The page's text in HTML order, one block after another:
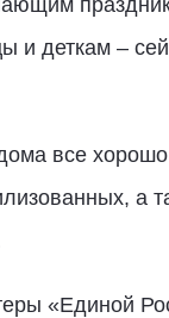
и деткам –
все
а
«Единой